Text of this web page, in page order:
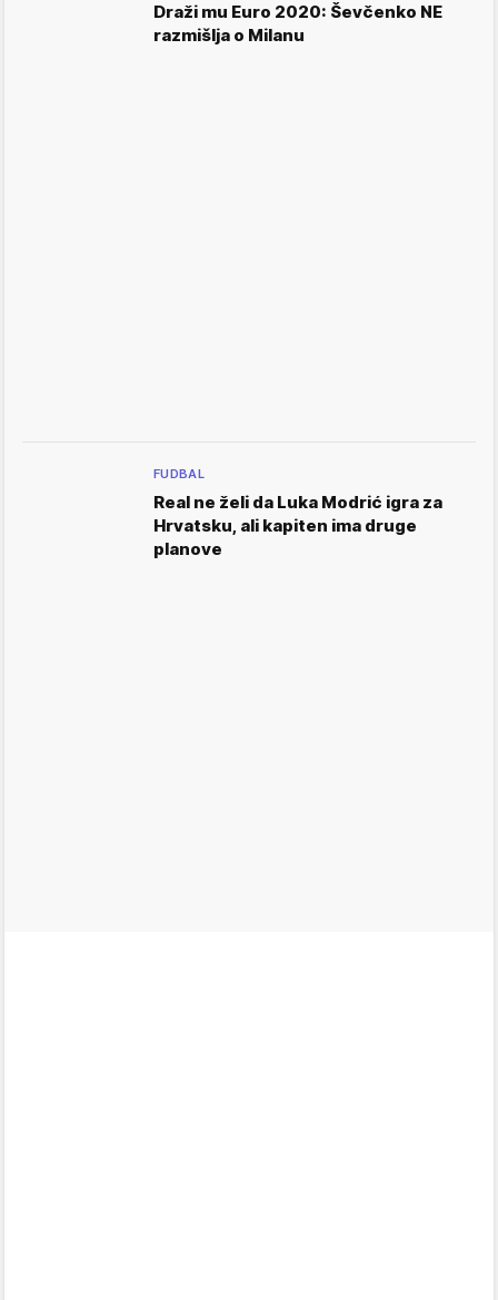
Draži mu Euro 2020: Ševčenko NE
razmišlja o Milanu
FUDBAL
Real ne želi da Luka Modrić igra za
Hrvatsku, ali kapiten ima druge
planove